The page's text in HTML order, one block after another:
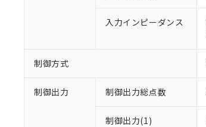
入力インピーダンス
制御方式
制御出力 制御出力総点数
制御出力(1)